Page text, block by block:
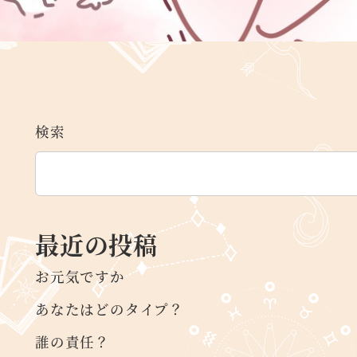
検索
最近の投稿
お元気ですか
あなたはどのタイプ？
誰の責任？